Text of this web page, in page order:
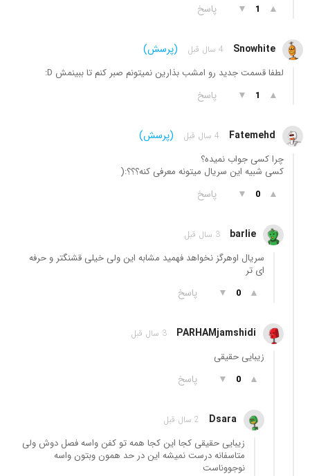
▲
1
▼ پاسخ
Snowhite 4 سال قبل (پرسش)
لطفا قسمت جدید رو امشب بذارین نمیتونم صبر کنم تا ببینمش D:
▲
1
▼ پاسخ
Fatemehd 4 سال قبل (پرسش)
چرا کسی جواب نمیده؟
کسی شبیه این سریال میتونه معرفی کنه؟؟؟:(
▲
0
▼ پاسخ
barlie 3 سال قبل
سریال او‌هرگز نخواهد فهمید مشابه این ولی خیلی قشنگتر و حرفه
ای تر
▲
0
▼ پاسخ
PARHAMjamshidi 3 سال قبل
زیبایی حقیقی
▲
0
▼ پاسخ
Dsara 2 سال قبل
زیبایی حقیقی کجا این کجا همه تو کفن واسه فصل دوش ولی
متاسفانه درست نمیشه این در حد همون وبتون واسه
نوجووناست